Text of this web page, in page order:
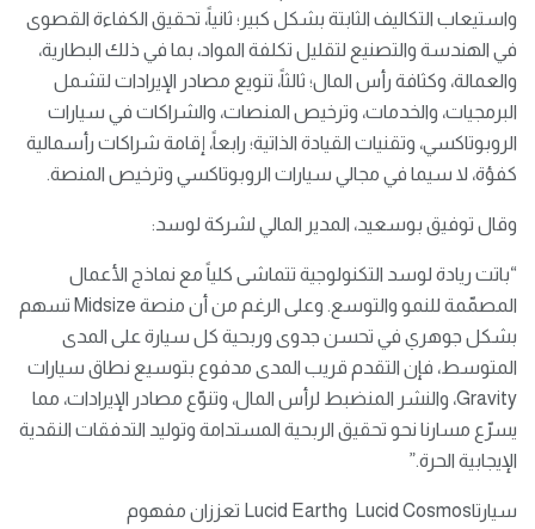
واستيعاب التكاليف الثابتة بشكل كبير؛ ثانياً، تحقيق الكفاءة القصوى
في الهندسة والتصنيع لتقليل تكلفة المواد، بما في ذلك البطارية،
والعمالة، وكثافة رأس المال؛ ثالثاً، تنويع مصادر الإيرادات لتشمل
البرمجيات، والخدمات، وترخيص المنصات، والشراكات في سيارات
الروبوتاكسي، وتقنيات القيادة الذاتية؛ رابعاً، إقامة شراكات رأسمالية
كفؤة، لا سيما في مجالي سيارات الروبوتاكسي وترخيص المنصة.
وقال توفيق بوسعيد، المدير المالي لشركة لوسد:
“باتت ريادة لوسد التكنولوجية تتماشى كلياً مع نماذج الأعمال
المصمّمة للنمو والتوسع. وعلى الرغم من أن منصة Midsize تسهم
بشكل جوهري في تحسن جدوى وربحية كل سيارة على المدى
المتوسط، فإن التقدم قريب المدى مدفوع بتوسيع نطاق سيارات
Gravity، والنشر المنضبط لرأس المال، وتنوّع مصادر الإيرادات، مما
يسرّع مسارنا نحو تحقيق الربحية المستدامة وتوليد التدفقات النقدية
الإيجابية الحرة.”
سيارتاLucid Cosmos وLucid Earth تعززان مفهوم